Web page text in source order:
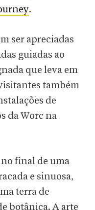
.
ser apreciadas
guiadas ao
que leva em
também
de
da Worc na
final de uma
e sinuosa,
terra de
botânica. A arte